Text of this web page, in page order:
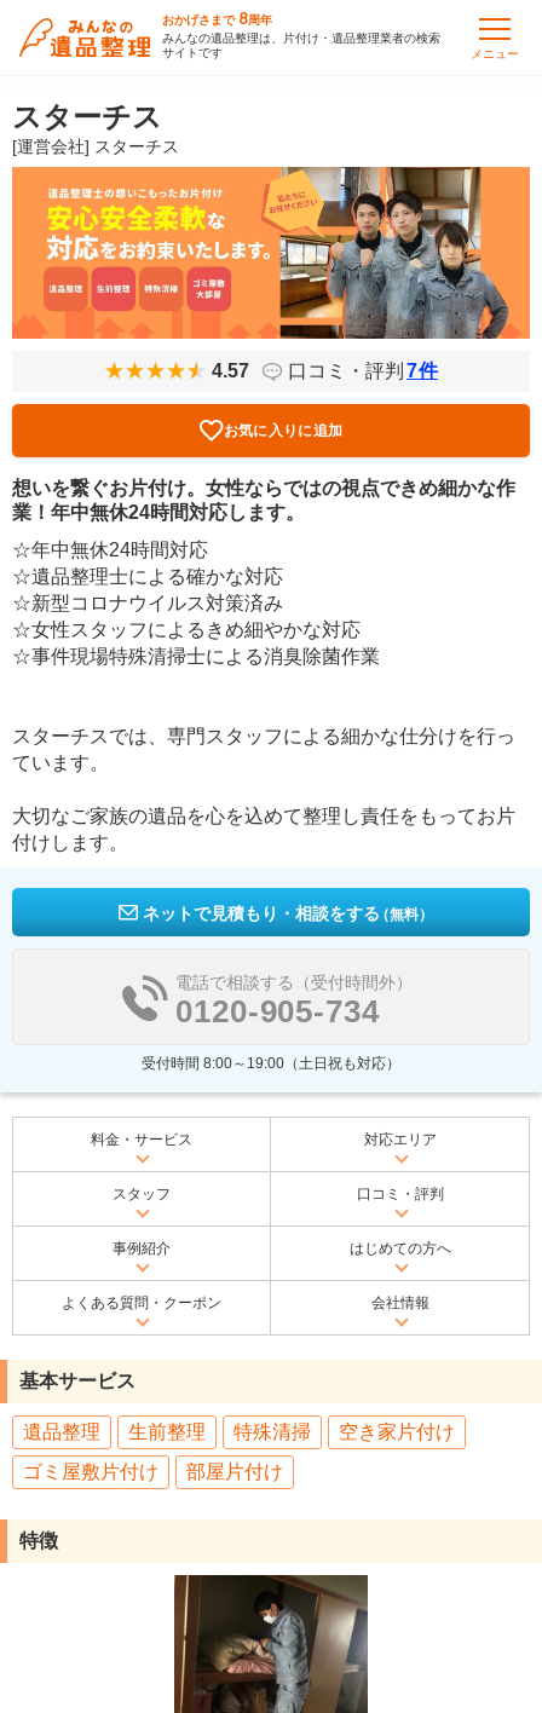
おかげさまで 8周年
みんなの遺品整理は、片付け・遺品整理業者の検索
サイトです
メニュー
スターチス
[運営会社] スターチス
4.57 口コミ・評判 7件
お気に入りに追加
想いを繋ぐお片付け。女性ならではの視点できめ細かな作
業！年中無休24時間対応します。
☆年中無休24時間対応
☆遺品整理士による確かな対応
☆新型コロナウイルス対策済み
☆女性スタッフによるきめ細やかな対応
☆事件現場特殊清掃士による消臭除菌作業
スターチスでは、専門スタッフによる細かな仕分けを行っ
ています。
大切なご家族の遺品を心を込めて整理し責任をもってお片
付けします。
ネットで見積もり・相談をする（無料）
電話で相談する（受付時間外）
0120-905-734
受付時間 8:00～19:00（土日祝も対応）
料金・サービス 対応エリア
スタッフ 口コミ・評判
事例紹介 はじめての方へ
よくある質問・クーポン 会社情報
基本サービス
遺品整理 生前整理 特殊清掃
空き家片付け
ゴミ屋敷片付け
部屋片付け
特徴